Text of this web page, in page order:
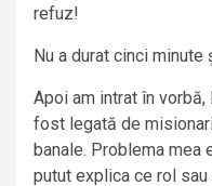
refuz!
Nu a durat cinci minute
Apoi am intrat în
fost legată de
banale. Problema mea
putut explica ce rol